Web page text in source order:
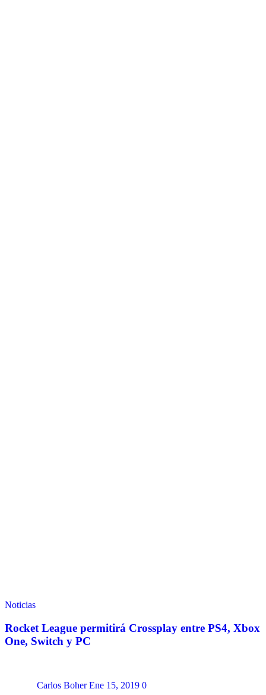
Noticias
Rocket League permitirá Crossplay entre PS4, Xbox
One, Switch y PC
Carlos Boher Ene 15, 2019 0